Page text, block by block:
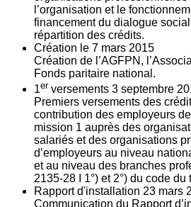
l’organisation et le
financement du dialogue
répartition des crédits.
Création le 7 mars 2015
Création de l’AGFPN,
Fonds paritaire national.
1er versements 3 septembre
Premiers versements des
contribution des employeurs
mission 1 auprès des
salariés et des organisations
d’employeurs au niveau
et au niveau des branches
2135‐28 I 1°) et 2°) du code du
Rapport d'installation 23 mars
Communication du Rapport